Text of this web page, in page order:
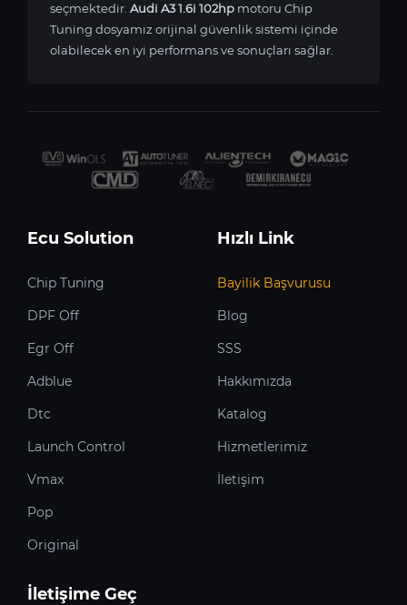
seçmektedir. Audi A3 1.6i 102hp motoru Chip
Tuning dosyamız orijinal güvenlik sistemi içinde
olabilecek en iyi performans ve sonuçları sağlar.
Ecu Solution
Chip Tuning
DPF Off
Egr Off
Adblue
Dtc
Launch Control
Vmax
Pop
Original
Hızlı Link
Bayilik Başvurusu
Blog
SSS
Hakkımızda
Katalog
Hizmetlerimiz
İletişim
İletişime Geç